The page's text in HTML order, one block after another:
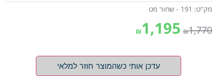
מק"ט: 191 - שחור מט
₪1,770
₪1,195
עדכן אותי כשהמוצר חוזר למלאי